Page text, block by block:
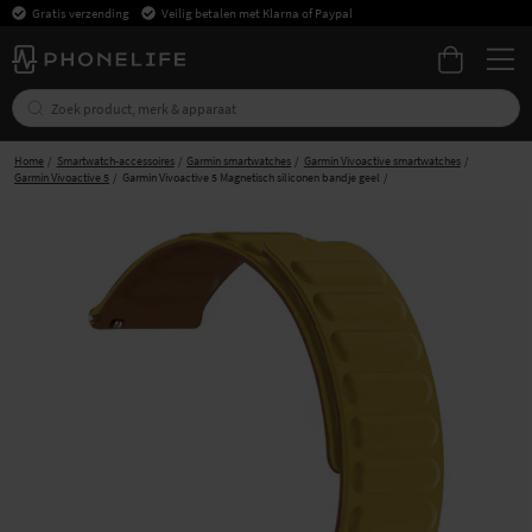
Gratis verzending Veilig betalen met Klarna of Paypal
Home Smartwatch-accessoires Garmin smartwatches
Garmin Vivoactive smartwatches
Garmin Vivoactive 5
Garmin Vivoactive 5 Magnetisch siliconen bandje geel